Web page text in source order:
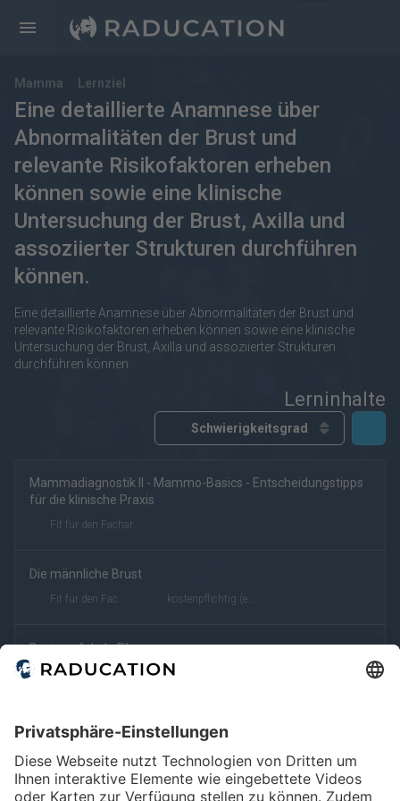
Mamma Lernziel
Eine detaillierte Anamnese über
Abnormalitäten der Brust und
relevante Risikofaktoren erheben
können sowie eine klinische
Untersuchung der Brust, Axilla und
assoziierter Strukturen durchführen
können.
Eine detaillierte Anamnese über Abnormalitäten der Brust und
relevante Risikofaktoren erheben können sowie eine klinische
Untersuchung der Brust, Axilla und assoziierter Strukturen
durchführen können.
Lerninhalte
kostenfrei kostenpflichtig Deutsch Englisch
eRef
Mammadiagnostik II - Mammo-Basics - Entscheidungstipps
für die klinische Praxis
Fit für den Facharzt
Die männliche Brust
Fit für den Facharzt kostenpflichtig (eRef)
Benigne fokale Fibrose
Fit für den Facharzt kostenpflichtig (eRef)
Veränderungen während der Schwangerschaft und Stillzeit
Giant Fibroadenoma